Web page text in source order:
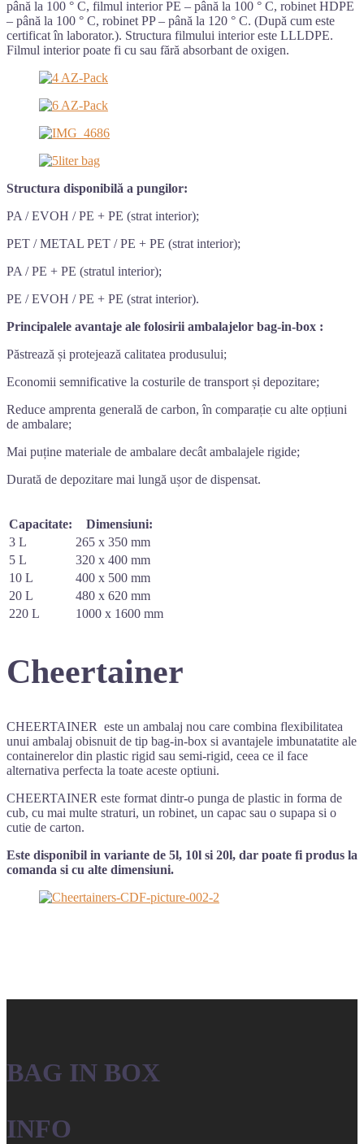
până la 100 ° C, filmul interior PE – până la 100 ° C, robinet HDPE
– până la 100 ° C, robinet PP – până la 120 ° C. (După cum este
certificat în laborator.). Structura filmului interior este LLLDPE.
Filmul interior poate fi cu sau fără absorbant de oxigen.
Structura disponibilă a pungilor:
PA / EVOH / PE + PE (strat interior);
PET / METAL PET / PE + PE (strat interior);
PA / PE + PE (stratul interior);
PE / EVOH / PE + PE (strat interior).
Principalele avantaje ale folosirii ambalajelor bag-in-box :
Păstrează și protejează calitatea produsului;
Economii semnificative la costurile de transport și depozitare;
Reduce amprenta generală de carbon, în comparație cu alte opțiuni
de ambalare;
Mai puține materiale de ambalare decât ambalajele rigide;
Durată de depozitare mai lungă ușor de dispensat.
Capacitate:
Dimensiuni:
3 L
265 x 350 mm
5 L
320 x 400 mm
10 L
400 x 500 mm
20 L
480 x 620 mm
220 L
1000 x 1600 mm
Cheertainer
CHEERTAINER este un ambalaj nou care combina flexibilitatea
unui ambalaj obisnuit de tip bag-in-box si avantajele imbunatatite ale
containerelor din plastic rigid sau semi-rigid, ceea ce il face
alternativa perfecta la toate aceste optiuni.
CHEERTAINER este format dintr-o punga de plastic in forma de
cub, cu mai multe straturi, un robinet, un capac sau o supapa si o
cutie de carton.
Este disponibil in variante de 5l, 10l si 20l, dar poate fi produs la
comanda si cu alte dimensiuni.
BAG IN BOX
INFO